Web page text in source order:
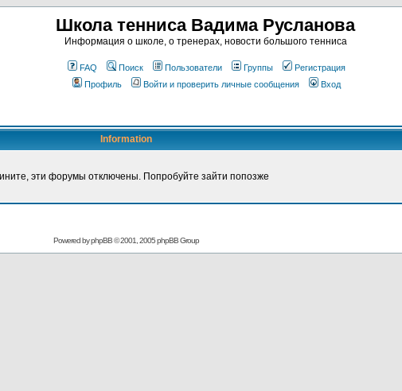
Школа тенниса Вадима Русланова
Информация о школе, о тренерах, новости большого тенниса
FAQ Поиск Пользователи Группы
Регистрация
Профиль
Войти и проверить личные сообщения Вход
Information
эти форумы отключены. Попробуйте зайти попозже
Powered byphpBB© 2001, 2005 phpBB Group